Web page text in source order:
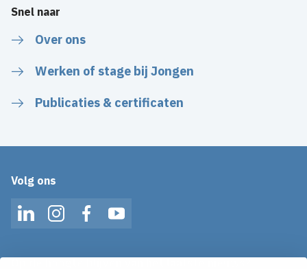
Snel naar
Over ons
Werken of stage bij Jongen
Publicaties & certificaten
Volg ons
LinkedInInstagramFacebookYouTube